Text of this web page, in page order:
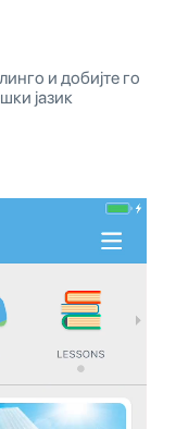
и добијте го
јазик